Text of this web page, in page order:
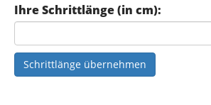
Ihre Schrittlänge (in cm):
Schrittlänge übernehmen